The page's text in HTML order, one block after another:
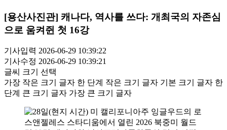
[용산사진관] 캐나다, 역사를 쓰다: 개최국의 자존심
으로 움켜쥔 첫 16강
기사입력 2026-06-29 10:39:22
기사수정 2026-06-29 10:39:21
글씨 크기 선택
가장 작은 크기 글자 한 단계 작은 크기 글자 기본 크기 글자 한
단계 큰 크기 글자 가장 큰 크기 글자